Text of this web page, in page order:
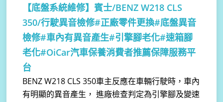
【底盤系統維修】賓士/BENZ W218 CLS
350/行駛異音檢修#正廠零件更換#底盤異音
檢修#車內有異音產生#引擎腳老化#速箱腳
老化#OiCar汽車保養消費者推薦保障服務平
台
BENZ W218 CLS 350車主反應在車輛行駛時，車內
有明顯的異音產生， 進廠檢查判定為引擎腳及變速